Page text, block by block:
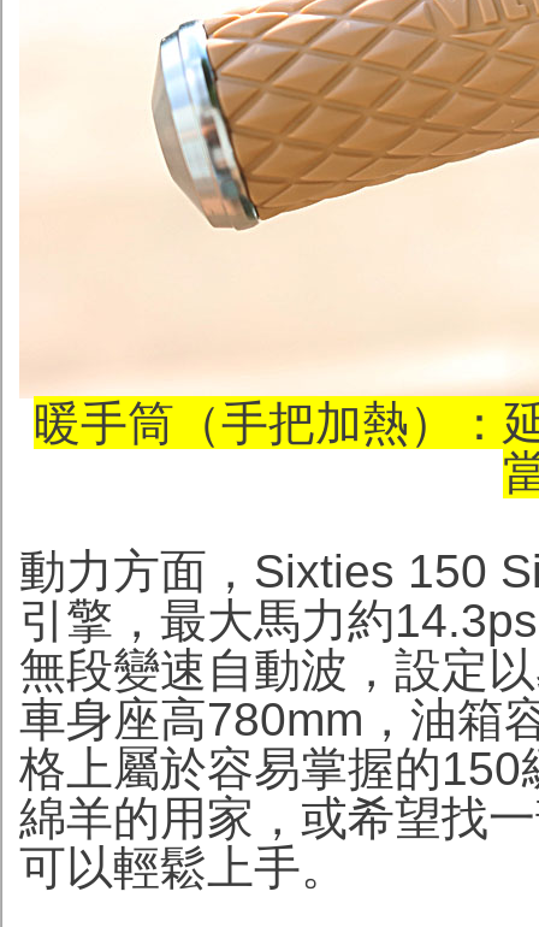
暖手筒（手把加熱）：
動力方面，Sixties 150
引擎，最大馬力約
無段變速自動波，設定
車身座高780mm，油箱
格上屬於容易掌握的
綿羊的用家，或希望找
可以輕鬆上手。